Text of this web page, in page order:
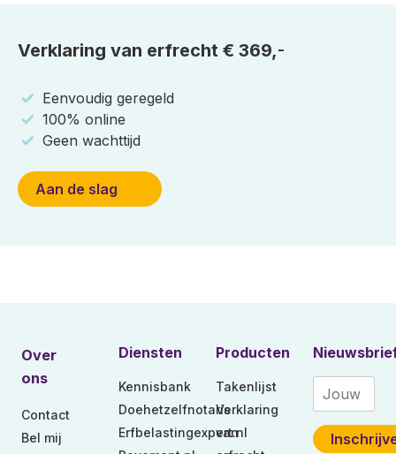
Verklaring van erfrecht € 369,-
Eenvoudig geregeld
100% online
Geen wachttijd
Aan de slag
Over
ons
Contact
Bel mij
Diensten
Kennisbank
Doehetzelfnotaris
Erfbelastingexpert.nl
Producten
Takenlijst
Verklaring
van